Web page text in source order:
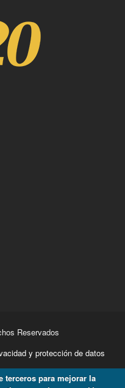
Reservados
y protección de datos
terceros para mejorar la